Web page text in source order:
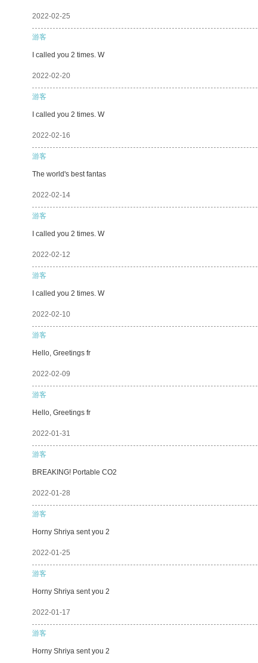
2022-02-25
游客
I called you 2 times. W
2022-02-20
游客
I called you 2 times. W
2022-02-16
游客
The world's best fantas
2022-02-14
游客
I called you 2 times. W
2022-02-12
游客
I called you 2 times. W
2022-02-10
游客
Hello, Greetings fr
2022-02-09
游客
Hello, Greetings fr
2022-01-31
游客
BREAKING! Portable CO2
2022-01-28
游客
Horny Shriya sent you 2
2022-01-25
游客
Horny Shriya sent you 2
2022-01-17
游客
Horny Shriya sent you 2